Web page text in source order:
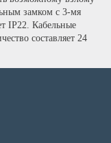
замком с 3-мя
IP22. Кабельные
составляет 24